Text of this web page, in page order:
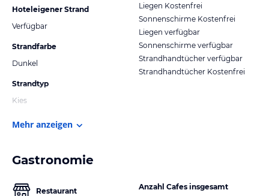
Hoteleigener Strand
Verfügbar
Strandfarbe
Dunkel
Strandtyp
Kies
Liegen Kostenfrei
Sonnenschirme Kostenfrei
Liegen verfügbar
Sonnenschirme verfügbar
Strandhandtücher verfügbar
Strandhandtücher Kostenfrei
Mehr anzeigen
Gastronomie
Restaurant
Anzahl Cafes insgesamt